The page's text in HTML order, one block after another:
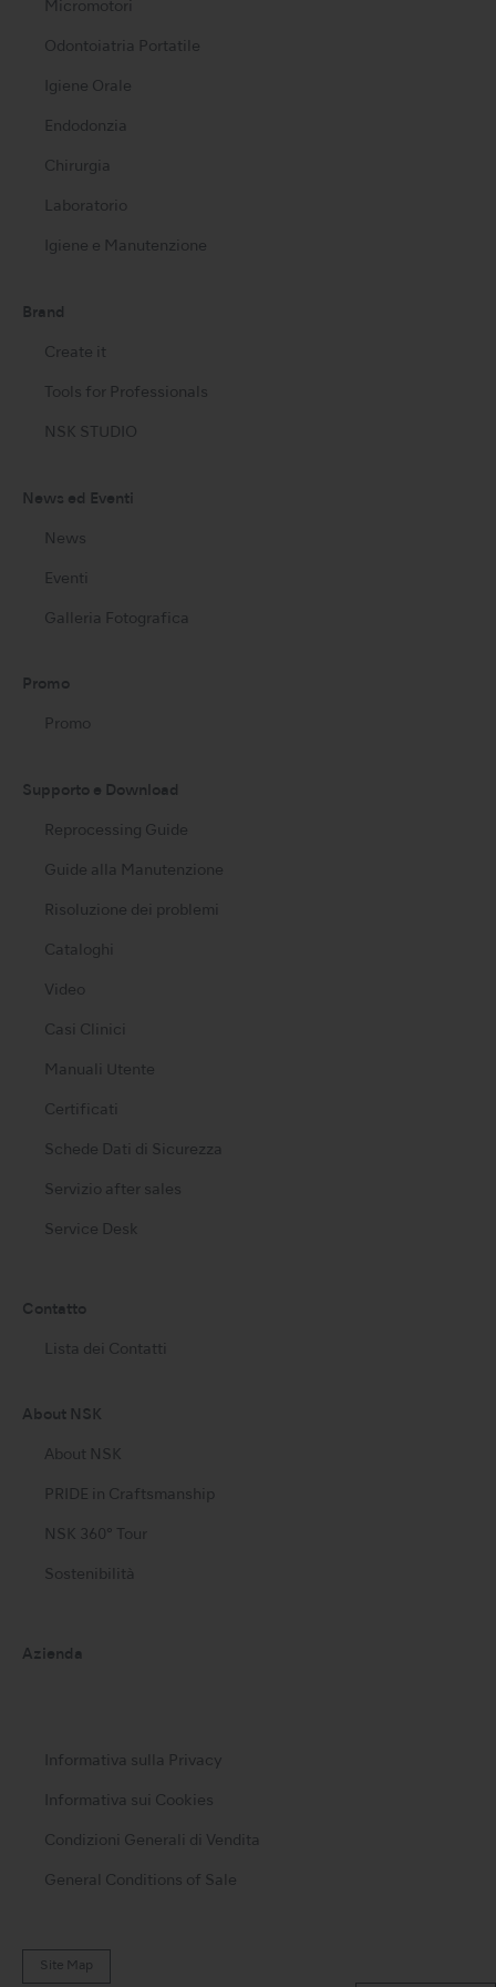
Micromotori
Odontoiatria Portatile
Igiene Orale
Endodonzia
Chirurgia
Laboratorio
Igiene e Manutenzione
Brand
Create it
Tools for Professionals
NSK STUDIO
News ed Eventi
News
Eventi
Galleria Fotografica
Promo
Promo
Supporto e Download
Reprocessing Guide
Guide alla Manutenzione
Risoluzione dei problemi
Cataloghi
Video
Casi Clinici
Manuali Utente
Certificati
Schede Dati di Sicurezza
Servizio after sales
Service Desk
Contatto
Lista dei Contatti
About NSK
About NSK
PRIDE in Craftsmanship
NSK 360° Tour
Sostenibilità
Azienda
Informativa sulla Privacy
Informativa sui Cookies
Condizioni Generali di Vendita
General Conditions of Sale
Site Map